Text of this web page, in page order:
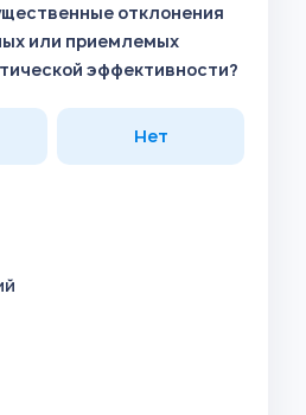
отклонения
или приемлемых
эффективности?
Нет